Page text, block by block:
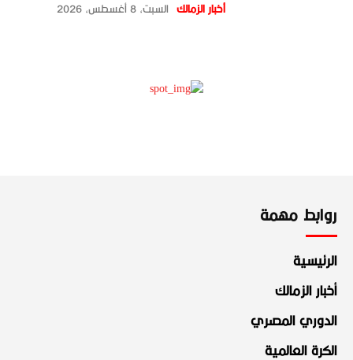
أخبار الزمالك السبت، 8 أغسطس، 2026
روابط مهمة
الرئيسية
أخبار الزمالك
الدوري المصري
الكرة العالمية